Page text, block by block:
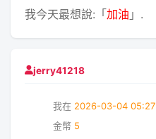
我今天最想說:「 加油 」.
jerry41218
我在 2026-03-04 05:27
金幣 5